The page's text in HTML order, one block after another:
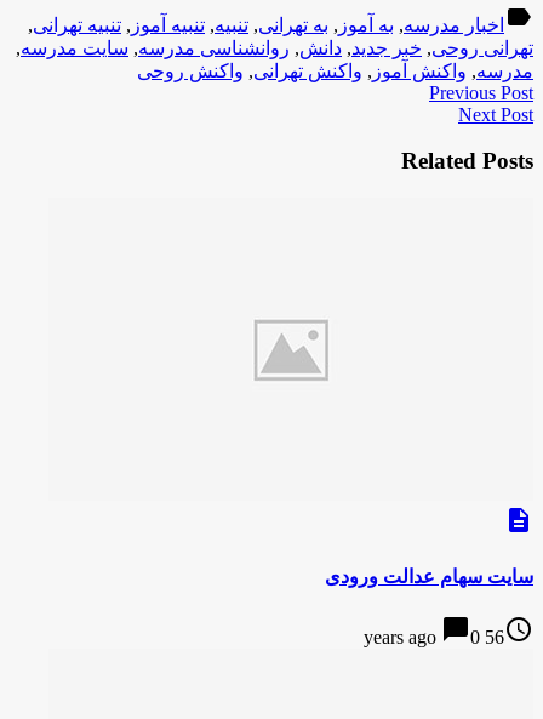
label اخبار مدرسه, به آموز , به تهرانی, تنبیه, تنبیه آموز , تنبیه تهرانی,
تهرانی روحی, خبر جدید, دانش, روانشناسی مدرسه, سایت مدرسه,
مدرسه, واکنش آموز , واکنش تهرانی, واکنش روحی
Previous Post
Next Post
Related Posts
description
سایت سهام عدالت ورودی
access_time
56 years ago
chat_bubble0